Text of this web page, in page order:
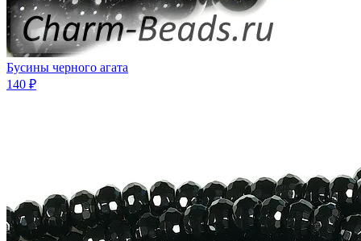
Бусины черного агата
140 ₽